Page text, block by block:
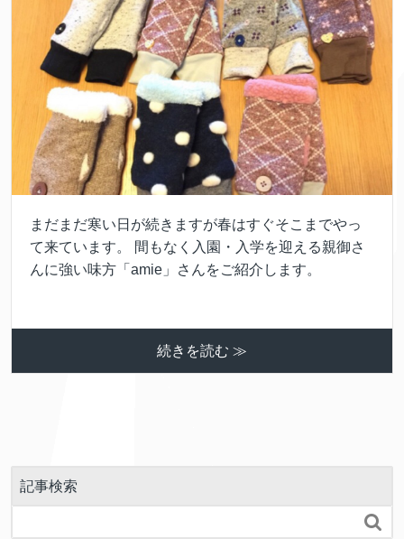
まだまだ寒い日が続きますが春はすぐそこまでやっ
て来ています。 間もなく入園・入学を迎える親御さ
んに強い味方「amie」さんをご紹介します。
続きを読む ≫
記事検索
